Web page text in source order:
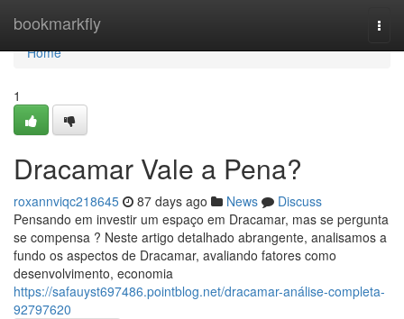
bookmarkfly
Home
Home
1
Dracamar Vale a Pena?
roxannviqc218645 87 days ago News
Discuss
Pensando em investir um espaço em Dracamar, mas se pergunta
se compensa ? Neste artigo detalhado abrangente, analisamos a
fundo os aspectos de Dracamar, avaliando fatores como
desenvolvimento, economia
https://safauyst697486.pointblog.net/dracamar-análise-completa-
92797620